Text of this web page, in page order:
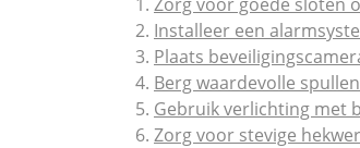
Installeer een
Plaats
Berg waardevolle
Gebruik verlichting met
Zorg voor stevige